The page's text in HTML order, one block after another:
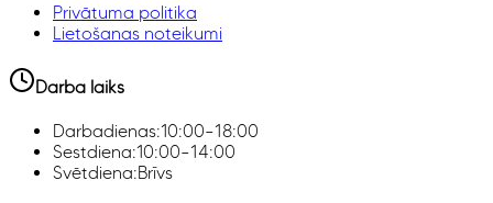
Privātuma politika
Lietošanas noteikumi
Darba laiks
Darbadienas:10:00–18:00
Sestdiena:10:00–14:00
Svētdiena:Brīvs